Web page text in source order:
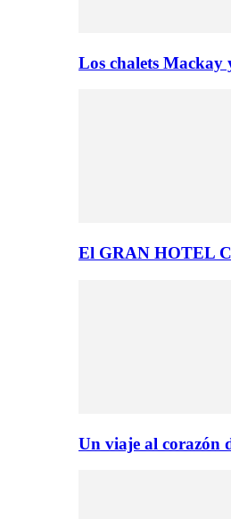
Los chalets
El GRAN HOTEL
Un viaje al corazón